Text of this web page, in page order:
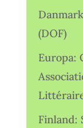
(DOF)
Europa:
Finland: